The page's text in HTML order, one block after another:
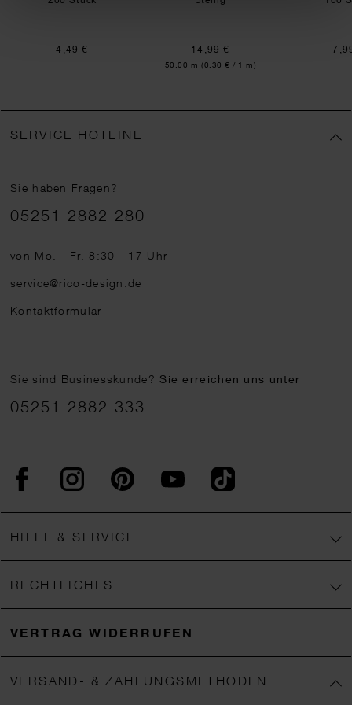
4,49 € 14,99 €
Inhalt:
50,00 m (0,30 € / 1 m)
SERVICE HOTLINE
Sie haben Fragen?
Telefonnummer
05251 2882 280
von Mo. - Fr. 8:30 - 17 Uhr
service@rico-design.de
Kontaktformular
Sie sind Businesskunde?Sie erreichen uns unter
05251 2882 333
FacebookInstagram PinterestYouTubeTikTok
HILFE & SERVICE
RECHTLICHES
VERTRAG WIDERRUFEN
VERSAND- & ZAHLUNGSMETHODEN